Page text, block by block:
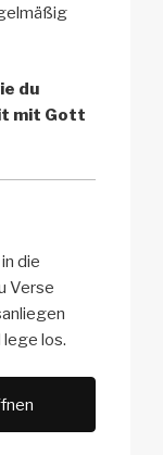
du
mit Gott
die
Verse
lege los.